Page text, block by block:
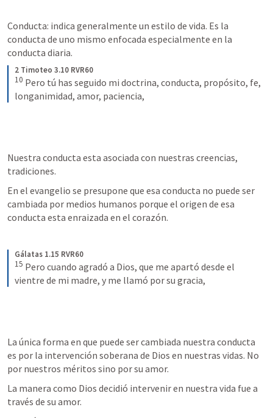
Conducta: indica generalmente un estilo de vida. Es la
conducta de uno mismo enfocada especialmente en la
conducta diaria.
2 Timoteo 3.10 RVR60
10 Pero tú has seguido mi doctrina, conducta, propósito, fe,
longanimidad, amor, paciencia,
Nuestra conducta esta asociada con nuestras creencias,
tradiciones.
En el evangelio se presupone que esa conducta no puede ser
cambiada por medios humanos porque el origen de esa
conducta esta enraizada en el corazón.
Gálatas 1.15 RVR60
15 Pero cuando agradó a Dios, que me apartó desde el
vientre de mi madre, y me llamó por su gracia,
La única forma en que puede ser cambiada nuestra conducta
es por la intervención soberana de Dios en nuestras vidas. No
por nuestros méritos sino por su amor.
La manera como Dios decidió intervenir en nuestra vida fue a
través de su amor.